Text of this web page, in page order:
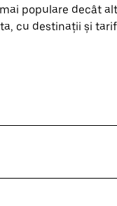
populare decât
cu destinații și